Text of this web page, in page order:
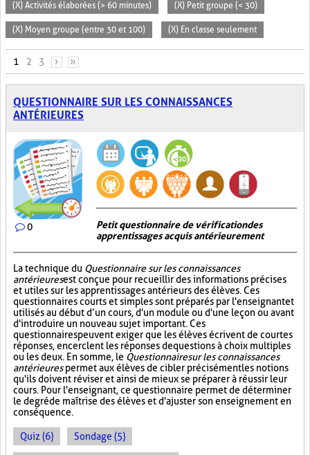
(X) Activités élaborées (> 60 minutes) (X) Petit groupe (< 30)
(X) Moyen groupe (entre 30 et 100) (X) En classe seulement
PAGES
1 2 3 › »
QUESTIONNAIRE SUR LES CONNAISSANCES
ANTÉRIEURES
0
Petit questionnaire de vérification des
apprentissages acquis antérieurement
La technique du Questionnaire sur les connaissances
antérieuresest conçue pour recueillir des informations précises
et utiles sur les apprentissages antérieurs des élèves. Ces
questionnaires courts et simples sont préparés par l'enseignant et
utilisés au début d’un cours, d'un module ou d'une leçon ou avant
d'introduire un nouveau sujet important. Ces
questionnaires peuvent exiger que les élèves écrivent de courtes
réponses, encerclent les réponses de questions à choix multiples
ou les deux. En somme, le Questionnaire sur les connaissances
antérieurespermet aux élèves de cibler précisément les notions
qu'ils doivent réviser et ainsi de mieux se préparer à réussir leur
cours. Pour l'enseignant, ce questionnaire permet de déterminer
le degré de maîtrise des élèves et d'ajuster son enseignement en
conséquence.
Quiz (6) Sondage (5)